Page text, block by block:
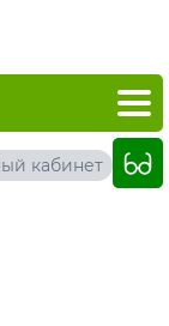
кабинет